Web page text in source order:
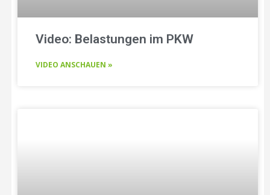
Video: Belastungen im PKW
VIDEO ANSCHAUEN »